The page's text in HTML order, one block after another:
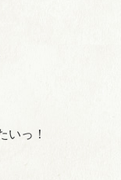
いっ！